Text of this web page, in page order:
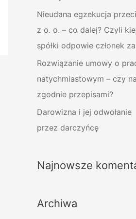
Nieudana egzekucja
z o. o. – co dalej? Czyli
spółki odpowie członek
Rozwiązanie umowy o
natychmiastowym – czy
zgodnie przepisami?
Darowizna i jej odwołanie
przez darczyńcę
Najnowsze
Archiwa